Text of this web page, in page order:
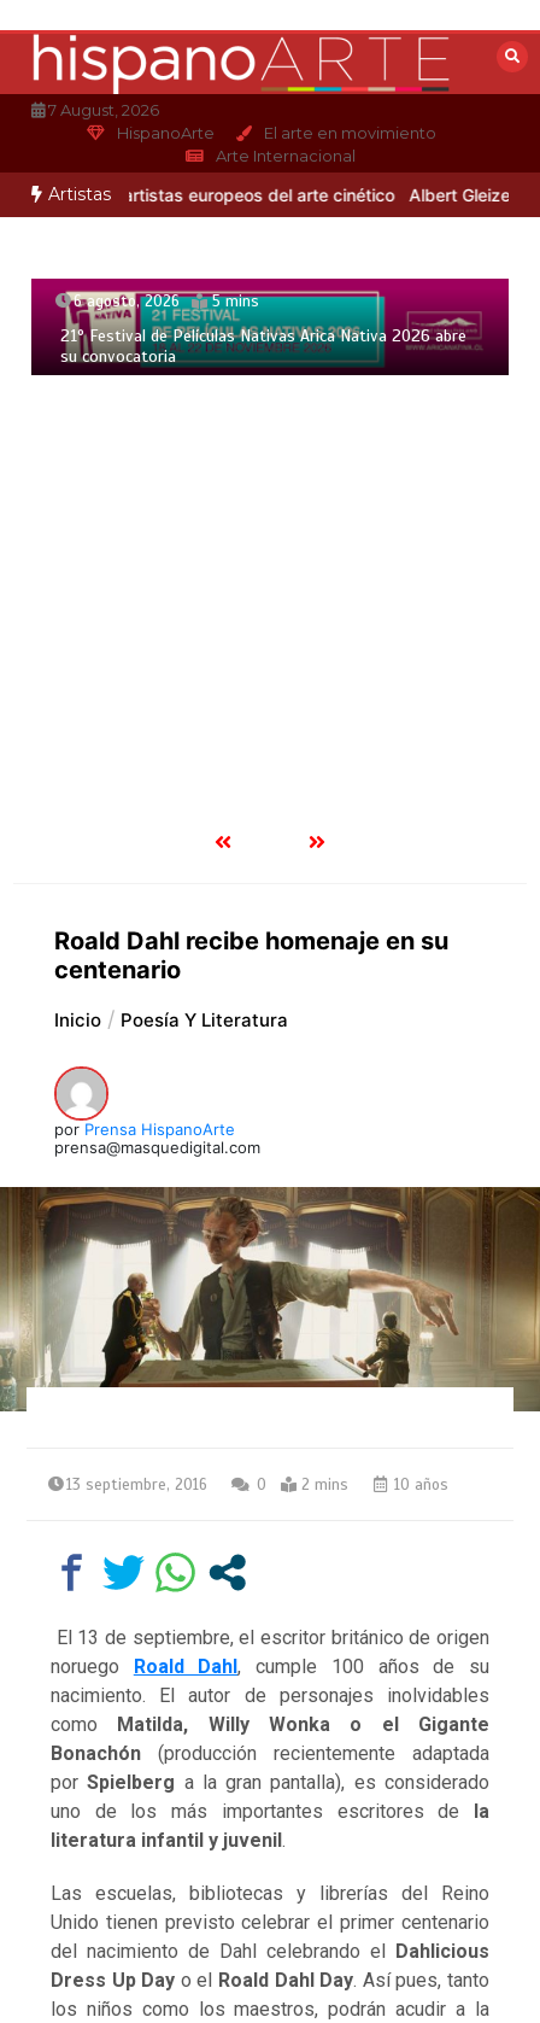
contenido
7 August, 2026
HispanoArte
El arte en movimiento
Arte Internacional
Artistas
Otero 3 artistas europeos del arte cinético Albert Gleizes:
6 agosto, 2026 5 mins
21° Festival de Películas Nativas Arica Nativa 2026 abre
su convocatoria
Roald Dahl recibe homenaje en su
centenario
Inicio Poesía Y Literatura
por Prensa HispanoArte
prensa@masquedigital.com
13 septiembre, 2016 0 2 mins 10 años
El 13 de septiembre, el escritor británico de origen
noruego
Roald Dahl, cumple 100 años de su
nacimiento. El autor de personajes inolvidables
como
Matilda, Willy Wonka o el Gigante
Bonachón (producción recientemente adaptada
porSpielberg a la gran pantalla), es considerado
uno de los más importantes escritores de la
literatura infantil y juvenil.
Las escuelas, bibliotecas y librerías del Reino
Unido tienen previsto celebrar el primer centenario
del nacimiento de Dahl celebrando el
Dahlicious
Dress Up Day o el Roald Dahl Day. Así pues, tanto
los niños como los maestros, podrán acudir a la